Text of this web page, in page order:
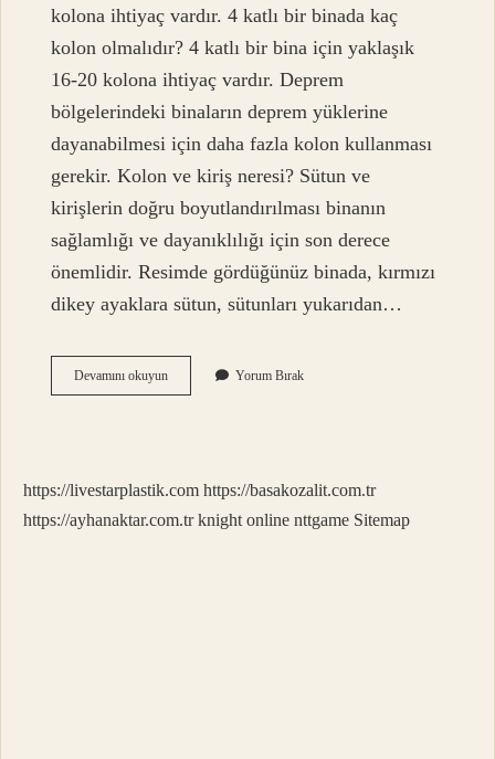
kolona ihtiyaç vardır. 4 katlı bir binada kaç
kolon olmalıdır? 4 katlı bir bina için yaklaşık
16-20 kolona ihtiyaç vardır. Deprem
bölgelerindeki binaların deprem yüklerine
dayanabilmesi için daha fazla kolon kullanması
gerekir. Kolon ve kiriş neresi? Sütun ve
kirişlerin doğru boyutlandırılması binanın
sağlamlığı ve dayanıklılığı için son derece
önemlidir. Resimde gördüğünüz binada, kırmızı
dikey ayaklara sütun, sütunları yukarıdan…
Devamını okuyunBina
Kolon
Yorum Bırak
https://livestarplastik.com https://basakozalit.com.tr
https://ayhanaktar.com.tr knight online nttgame Sitemap